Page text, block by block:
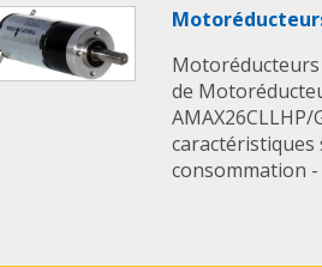
de
AMAX26CLLHP/
caractéristiques
consommation